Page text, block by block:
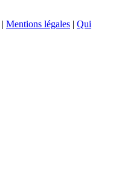
| Mentions légales | Qui